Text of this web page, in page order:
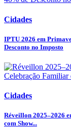
Cidades
IPTU 2026 em
Desconto no Imposto
Cidades
Réveillon 2025–2026
com Show...